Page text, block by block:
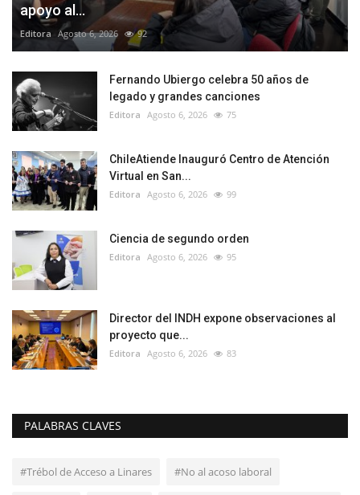
apoyo al...
Editora Agosto 6, 2026 92
Fernando Ubiergo celebra 50 años de
legado y grandes canciones
Editora Agosto 6, 2026 75
ChileAtiende Inauguró Centro de Atención
Virtual en San...
Editora Agosto 6, 2026 99
Ciencia de segundo orden
Editora Agosto 6, 2026 95
Director del INDH expone observaciones al
proyecto que...
Editora Agosto 6, 2026 83
PALABRAS CLAVES
#Trébol de Acceso a Linares #No al acoso laboral